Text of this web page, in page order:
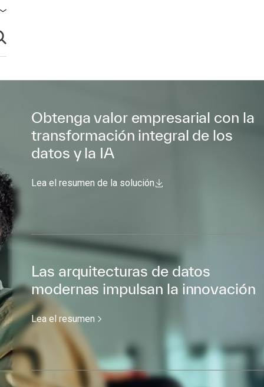
búsqueda
Obtenga valor empresarial con la
transformación integral de los
datos y la IA
Lea el resumen de la solución
Las arquitecturas de datos
modernas impulsan la innovación
Lea el resumen